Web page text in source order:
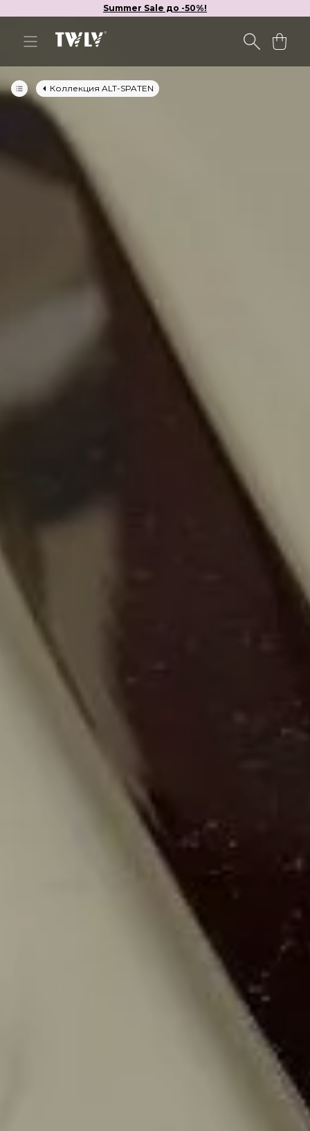
Summer Sale до -50%!
Коллекция ALT-SPATEN